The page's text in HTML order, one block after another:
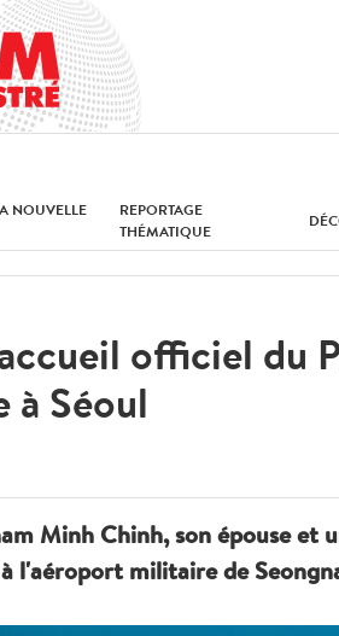
NOUVELLE
REPORTAGE
THÉMATIQUE
officiel du
à Séoul
Minh Chinh, son épouse et
l'aéroport militaire de